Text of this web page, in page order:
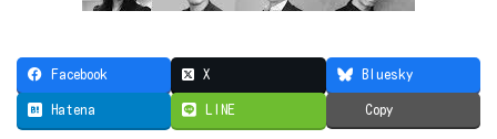
Facebook X Bluesky
Hatena LINE Copy